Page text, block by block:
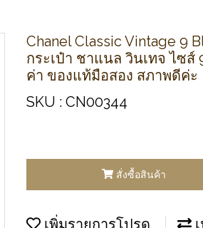
Chanel Classic Vintage 9
กระเป๋า ชาแนล วินเทจ ไซ
ค่า ของแท้มือสอง สภาพดีค่ะ
SKU : CN00344
สั่งซื้อสินค้า
เพิ่มรายการโปรด